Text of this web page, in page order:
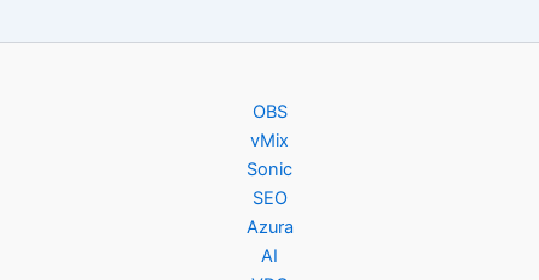
OBS
vMix
Sonic
SEO
Azura
AI